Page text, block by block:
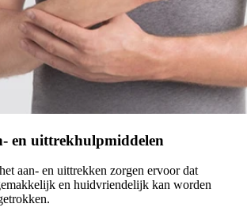
en uittrekhulpmiddelen
aan- en uittrekken zorgen ervoor dat
en huidvriendelijk kan worden